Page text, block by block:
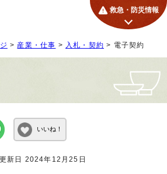
救急・防災情報
> 産業・仕事 > 入札・契約 > 電子契約
いいね！
新日 2024年12月25日